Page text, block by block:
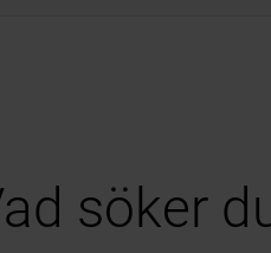
söker